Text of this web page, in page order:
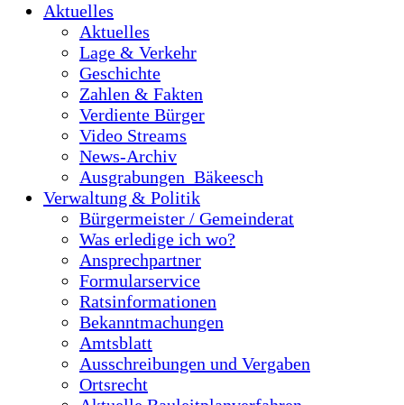
Aktuelles
Aktuelles
Lage & Verkehr
Geschichte
Zahlen & Fakten
Verdiente Bürger
Video Streams
News-Archiv
Ausgrabungen_Bäkeesch
Verwaltung & Politik
Bürgermeister / Gemeinderat
Was erledige ich wo?
Ansprechpartner
Formularservice
Ratsinformationen
Bekanntmachungen
Amtsblatt
Ausschreibungen und Vergaben
Ortsrecht